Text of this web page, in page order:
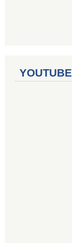
YOUTUBE